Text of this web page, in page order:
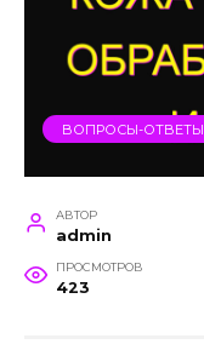
ВОПРОСЫ-ОТВЕТЫ
АВТОР
admin
ПРОСМОТРОВ
423